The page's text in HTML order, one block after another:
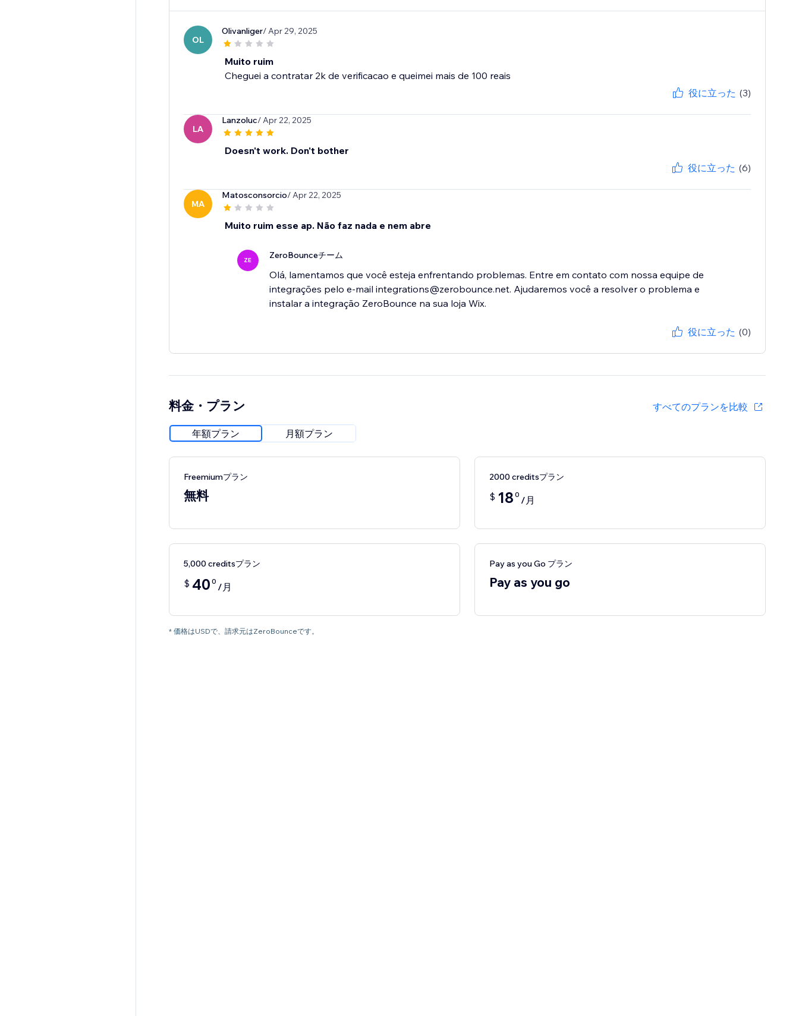
OL
Olivanliger/ Apr 29, 2025
Muito ruim
Cheguei a contratar 2k de verificacao e queimei mais de 100 reais
役に立った (3)
LA
Lanzoluc/ Apr 22, 2025
Doesn't work. Don't bother
役に立った (6)
MA
Matosconsorcio/ Apr 22, 2025
Muito ruim esse ap. Não faz nada e nem abre
ZE ZeroBounceチーム
Olá, lamentamos que você esteja enfrentando problemas. Entre em contato com nossa equipe de
integrações pelo e-mail integrations@zerobounce.net. Ajudaremos você a resolver o problema e
instalar a integração ZeroBounce na sua loja Wix.
役に立った (0)
料金・プラン すべてのプランを比較
年額プラン 月額プラン
Freemiumプラン
無料
2000 creditsプラン
$ 18 0 /月
5,000 creditsプラン
$ 40 0 /月
Pay as you Go プラン
Pay as you go
* 価格はUSDで、請求元はZeroBounceです。